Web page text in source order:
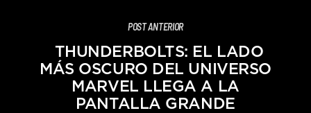
POST ANTERIOR
THUNDERBOLTS: EL LADO
MÁS OSCURO DEL UNIVERSO
MARVEL LLEGA A LA
PANTALLA GRANDE